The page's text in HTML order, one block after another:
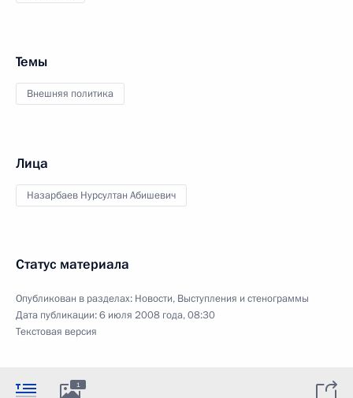
Темы
Внешняя политика
Лица
Назарбаев Нурсултан Абишевич
Статус материала
Опубликован в разделах: Новости, Выступления и стенограммы
Дата публикации:6 июля 2008 года, 08:30
Текстовая версия
1